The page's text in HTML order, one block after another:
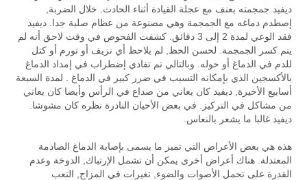
ديفيد جمجمته بعنف مع عجلة القيادة أثناء الحادث. خلال الضربة,
إصطدم دماغه مع الجمجمة وهي مصنوعة من عظام صلبة جدا. ديفيد
فقد الوعي لمدة 2 إلى 3 دقائق. كشفت الفحوص في وقت لاحق أنه لم
يتم كسر الجمجمة. لحسن الحظ, لم يلاحظ أي نزيف أو تورم أو كتل
للدم في الدماغ أو حوله. وبالتالي تم تفادي إضطراب في إمداد الدماغ
بالأكسجين الذي بإمكانه التسبب في ضرر كبير في الدماغ . لمدة السبعة
أسابيع الأخيرة, ديفيد كان يعاني من صداع في الرأس وأيضا كان يعاني
من مشاكل في التركيز. في بعض الأحيان النادرة نظره كان مشوشا.
ديفيد غالبا ما يشعر بالنعاس.
هذه هي بعض الأعراض التي تميز ما يسمى بإصابة الدماغ الصادمة
المعتدلة. هناك أعراض أخرى يمكن أن تشمل الإرتباك, الدوخة وعدم
القدرة على تحمل الأصوات والضوء, تغيرات في المزاج, التعب